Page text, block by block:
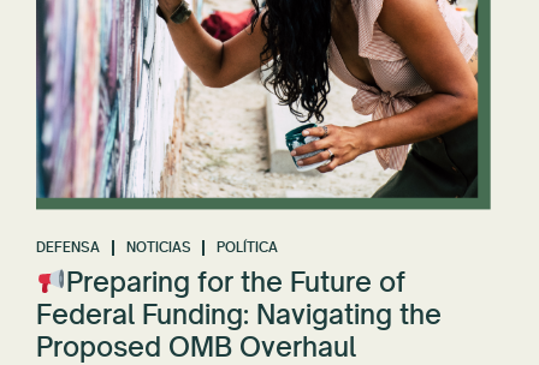
DEFENSA NOTICIAS POLÍTICA
Preparing for the Future of
Federal Funding: Navigating the
Proposed OMB Overhaul